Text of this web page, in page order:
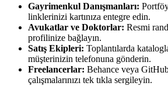
Gayrimenkul Danışmanları:
linklerinizi kartınıza entegre edin.
Avukatlar ve Doktorlar: Resmi
profilinize bağlayın.
Satış Ekipleri: Toplantılarda
müşterinizin telefonuna gönderin.
Freelancerlar: Behance veya
çalışmalarınızı tek tıkla sergileyin.